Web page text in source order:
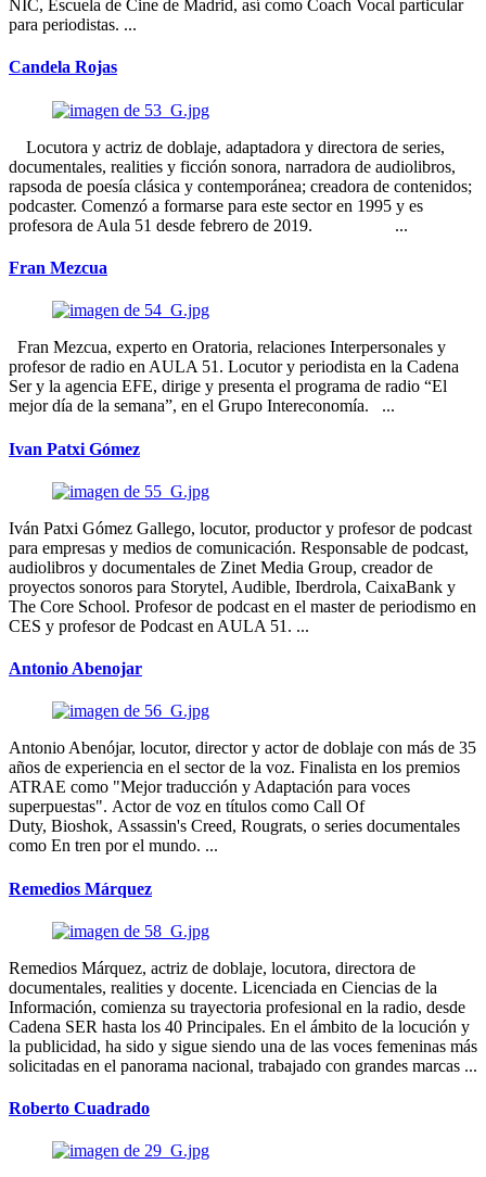
NIC, Escuela de Cine de Madrid, así como Coach Vocal particular
para periodistas. ...
Candela Rojas
Locutora y actriz de doblaje, adaptadora y directora de series,
documentales, realities y ficción sonora, narradora de audiolibros,
rapsoda de poesía clásica y contemporánea; creadora de contenidos;
podcaster. Comenzó a formarse para este sector en 1995 y es
profesora de Aula 51 desde febrero de 2019. ...
Fran Mezcua
Fran Mezcua, experto en Oratoria, relaciones Interpersonales y
profesor de radio en AULA 51. Locutor y periodista en la Cadena
Ser y la agencia EFE, dirige y presenta el programa de radio “El
mejor día de la semana”, en el Grupo Intereconomía. ...
Ivan Patxi Gómez
Iván Patxi Gómez Gallego, locutor, productor y profesor de podcast
para empresas y medios de comunicación. Responsable de podcast,
audiolibros y documentales de Zinet Media Group, creador de
proyectos sonoros para Storytel, Audible, Iberdrola, CaixaBank y
The Core School. Profesor de podcast en el master de periodismo en
CES y profesor de Podcast en AULA 51. ...
Antonio Abenojar
Antonio Abenójar, locutor, director y actor de doblaje con más de 35
años de experiencia en el sector de la voz. Finalista en los premios
ATRAE como "Mejor traducción y Adaptación para voces
superpuestas". Actor de voz en títulos como Call Of
Duty, Bioshok, Assassin's Creed, Rougrats, o series documentales
como En tren por el mundo. ...
Remedios Márquez
Remedios Márquez, actriz de doblaje, locutora, directora de
documentales, realities y docente. Licenciada en Ciencias de la
Información, comienza su trayectoria profesional en la radio, desde
Cadena SER hasta los 40 Principales. En el ámbito de la locución y
la publicidad, ha sido y sigue siendo una de las voces femeninas más
solicitadas en el panorama nacional, trabajado con grandes marcas ...
Roberto Cuadrado